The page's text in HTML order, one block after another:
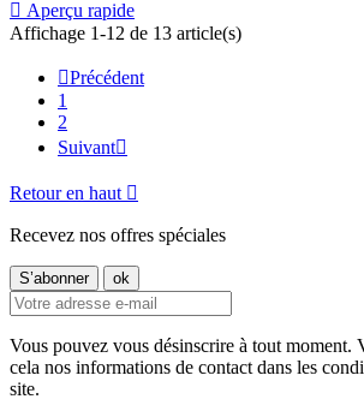
 Aperçu rapide
Affichage 1-12 de 13 article(s)
Précédent
1
2
Suivant
Retour en haut 
Recevez nos offres spéciales
Vous pouvez vous désinscrire à tout moment.
cela nos informations de contact dans les
site.